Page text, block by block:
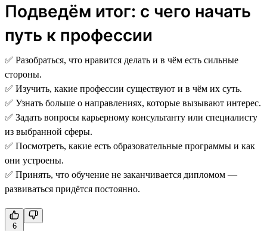
Подведём итог: с чего начать
путь к профессии
✅ Разобраться, что нравится делать и в чём есть сильные
стороны.
✅ Изучить, какие профессии существуют и в чём их суть.
✅ Узнать больше о направлениях, которые вызывают интерес.
✅ Задать вопросы карьерному консультанту или специалисту
из выбранной сферы.
✅ Посмотреть, какие есть образовательные программы и как
они устроены.
✅ Принять, что обучение не заканчивается дипломом —
развиваться придётся постоянно.
6